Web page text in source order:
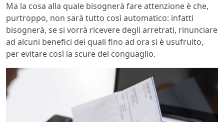
Ma la cosa alla quale bisognerà fare attenzione è che,
purtroppo, non sarà tutto così automatico: infatti
bisognerà, se si vorrà ricevere degli arretrati, rinunciare
ad alcuni benefici dei quali fino ad ora si è usufruito,
per evitare così la scure del conguaglio.